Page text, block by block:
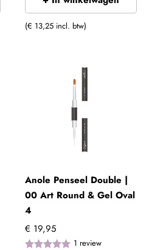
(€ 13,25 incl. btw)
Anole Penseel Double |
00 Art Round & Gel Oval
4
€ 19,95
1 review